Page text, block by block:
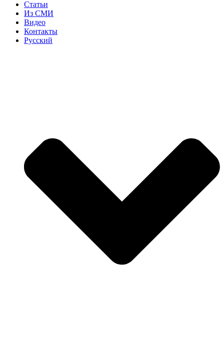
Статьи
Из СМИ
Видео
Контакты
Русский